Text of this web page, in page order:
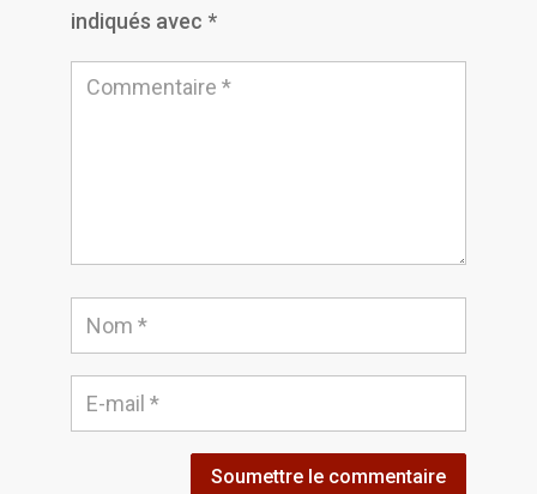
indiqués avec *
Soumettre le commentaire